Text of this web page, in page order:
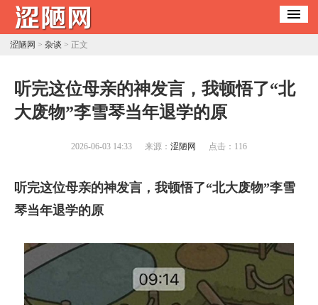
涩陋网 > 杂谈 > 正文
​听完这位母亲的神发言，我顿悟了“北
大废物”李雪琴当年退学的原
2026-06-03 14:33 来源： 涩陋网 点击： 116
听完这位母亲的神发言，我顿悟了“北大废物”李雪
琴当年退学的原